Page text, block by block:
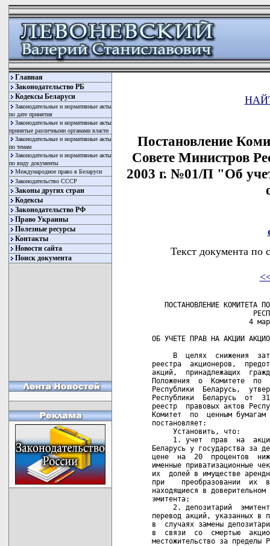
Главная
Законодательство РБ
Кодексы Беларуси
Законодательные и нормативные акты
по дате принятия
Законодательные и нормативные акты
принятые различными органами власти
Законодательные и нормативные акты
по темам
Законодательные и нормативные акты
по виду документы
Международное право в Беларуси
Законодательство СССР
Законы других стран
Кодексы
Законодательство РФ
Право Украины
Полезные ресурсы
Контакты
Новости сайта
Поиск документа
Постановление
Совете Министров
2003 г. №01/П "Об
Текст документа по
ПОСТАНОВЛЕНИЕ КОМИТЕТА
4
ОБ УЧЕТЕ ПРАВ НА АКЦИИ
В  целях  снижения
реестра  акционеров,
акций,  принадлежащих
Положения  о  Комитете  по
Республики  Беларусь,
Республики  Беларусь  от
реестр  правовых актов
Комитет  по  ценным бумагам
постановляет:
     Установить, что:
1. учет  прав  на
Беларусь у государства за
цене  на  20  процентов
именные приватизационные
их  долей в имуществе
при    преобразовании  их
находящиеся в
эмитента;
2. депозитарий
перевод акций, указанных в
в  случаях замены
в  связи  со  смертью
местожительство за пределы